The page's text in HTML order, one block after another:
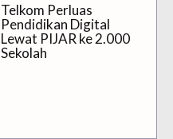
Telkom Perluas
Pendidikan Digital
Lewat PIJAR ke 2.000
Sekolah